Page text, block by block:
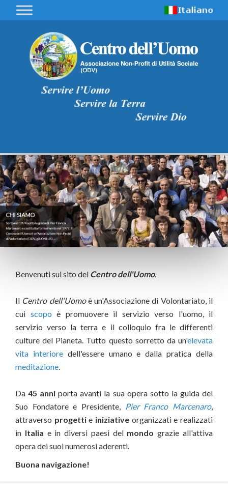
Benvenuti sul sito del Centro dell'Uomo.
Il Centro dell'Uomoè un'Associazione di Volontariato, il
cui scopo è promuovere il servizio verso l'uomo, il
servizio verso la terra e il colloquio fra le differenti
culture del Pianeta. Tutto questo sorretto da un'elevata
vita interioredell'essere umano e dalla pratica della
meditazione
Da45 anni porta avanti la sua opera sotto la guida del
Suo Fondatore e Presidente,
Pier Franco Marcenaro,
attraverso progettie iniziative organizzati e realizzati
in Italia e in diversi paesi del mondograzie all'attiva
opera dei suoi numerosi aderenti.
Buona navigazione!